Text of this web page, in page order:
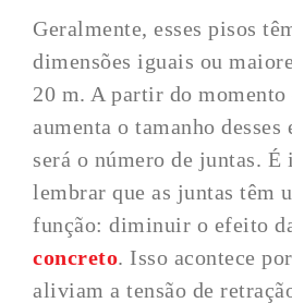
Geralmente, esses pisos
dimensões iguais ou
20 m. A partir do momento
aumenta o tamanho
será o número de juntas. É
lembrar que as juntas têm
função: diminuir o efeito
concreto. Isso acontece
aliviam a tensão de